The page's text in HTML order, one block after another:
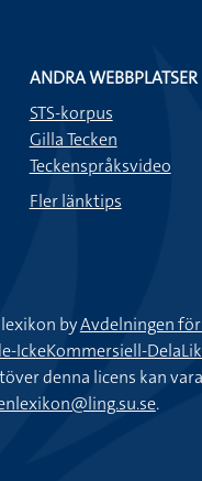
ANDRA WEBBPLATSER
STS-korpus
Gilla Tecken
Teckenspråksvideo
Fler länktips
byAvdelningen
IckeKommersiell-
denna licens kan
.